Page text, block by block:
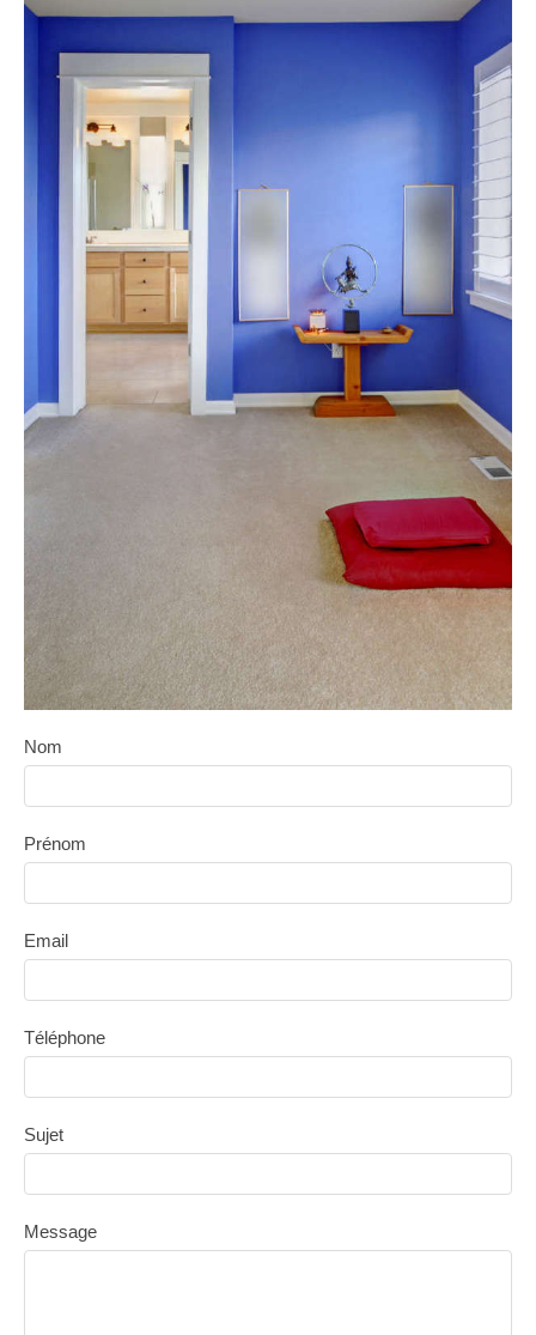
Nom
Prénom
Email
Téléphone
Sujet
Message